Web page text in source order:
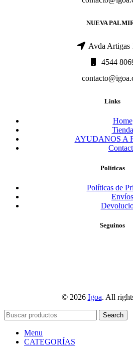
NUEVA
Avda Artigas
4544
Links
Home
Tienda
AYUDANOS A
Políticas
Políticas de
Envíos
Seguinos
© 2026 Igoa. All
Search
Menu
CATEGORÍAS